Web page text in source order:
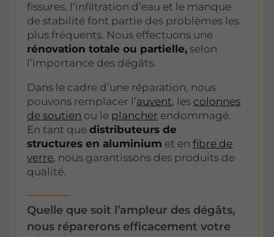
fissures, l’infiltration d’eau et le manque
de stabilité font partie des problèmes les
plus fréquents. Nous effectuons une
rénovation totale ou partielle, selon
l’importance des dégâts.
Dans le cadre d’une réparation, nous
pouvons remplacer l’auvent, les colonnes
de soutien ou le plancher endommagé.
En tant quedistributeurs de
structures en aluminium et enfibre de
verre, nous garantissons des produits de
qualité.
Quelle que soit l’ampleur des dégâts,
nous réparerons efficacement votre